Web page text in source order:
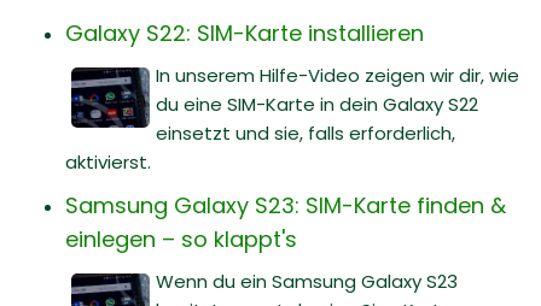
Galaxy S22: SIM-Karte installieren
In unserem Hilfe-Video zeigen wir dir, wie
du eine SIM-Karte in dein Galaxy S22
einsetzt und sie, falls erforderlich,
aktivierst.
Samsung Galaxy S23: SIM-Karte finden &
einlegen – so klappt's
Wenn du ein Samsung Galaxy S23